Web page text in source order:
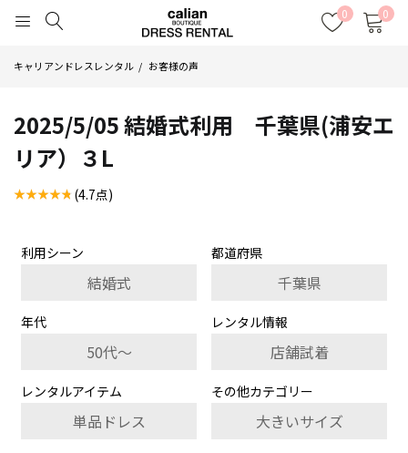
0 0
キャリアンドレスレンタル お客様の声
2025/5/05 結婚式利用 千葉県(浦安エ
リア）３L
(4.7点)
利用シーン
結婚式
都道府県
千葉県
年代
50代～
レンタル情報
店舗試着
レンタルアイテム
単品ドレス
その他カテゴリー
大きいサイズ